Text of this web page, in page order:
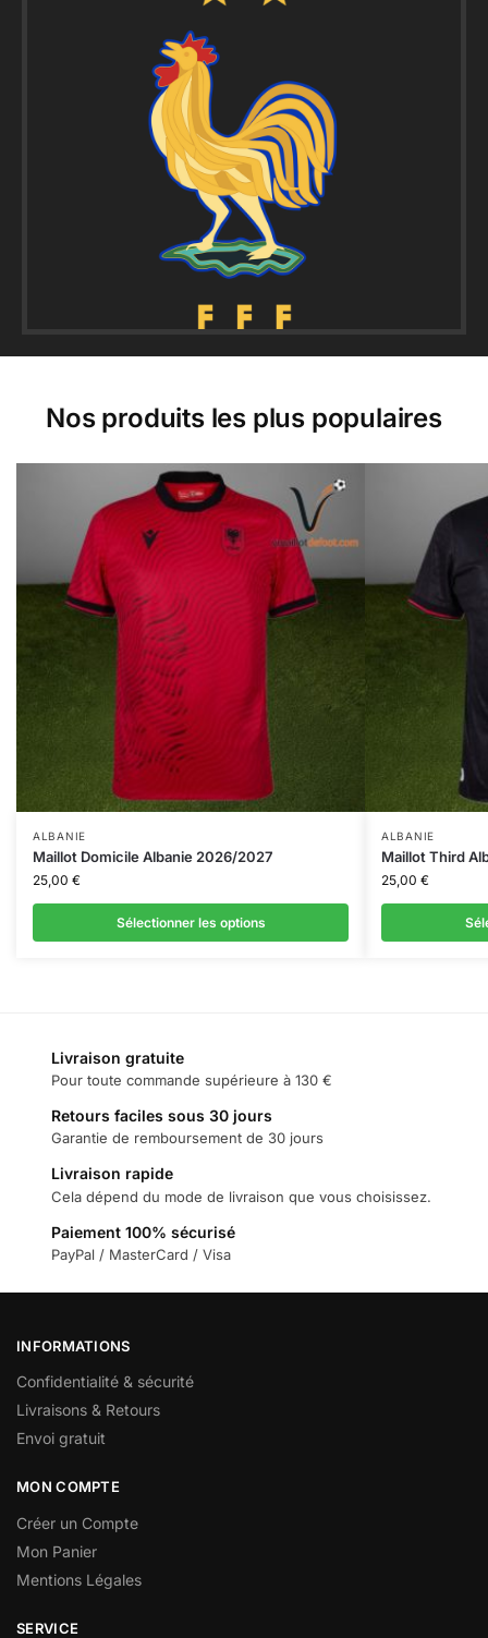
Nos produits les plus populaires
ALBANIE
Maillot Domicile Albanie 2026/2027
25,00 €
Sélectionner les options
ALBANIE
Maillot Third
25,00 €
Livraison gratuite
Pour toute commande supérieure à 130 €
Retours faciles sous 30 jours
Garantie de remboursement de 30 jours
Livraison rapide
Cela dépend du mode de livraison que vous choisissez.
Paiement 100% sécurisé
PayPal / MasterCard / Visa
INFORMATIONS
Confidentialité & sécurité
Livraisons & Retours
Envoi gratuit
MON COMPTE
Créer un Compte
Mon Panier
Mentions Légales
SERVICE